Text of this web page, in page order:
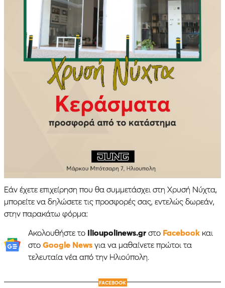
Εάν έχετε επιχείρηση που θα συμμετάσχει στη Χρυσή Νύχτα,
μπορείτε να δηλώσετε τις προσφορές σας, εντελώς δωρεάν,
στην παρακάτω φόρμα:
Ακολουθήστε το Ilioupolinews.grστο Facebookκαι
στο Google Newsγια να μαθαίνετε πρώτοι τα
τελευταία νέα από την Ηλιούπολη.
FACEBOOK